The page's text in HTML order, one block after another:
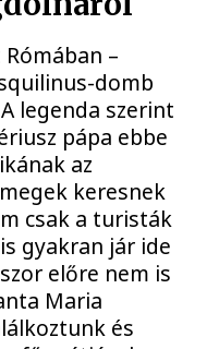
–
domb
legenda szerint
pápa ebbe
az
keresnek
csak a turisták
gyakran jár ide
előre nem is
Maria
és